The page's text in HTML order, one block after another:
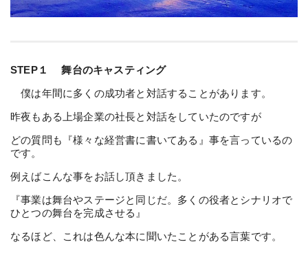
STEP１ 舞台のキャスティング
僕は年間に多くの成功者と対話することがあります。
昨夜もある上場企業の社長と対話をしていたのですが
どの質問も『様々な経営書に書いてある』事を言っているの
です。
例えばこんな事をお話し頂きました。
『事業は舞台やステージと同じだ。多くの役者とシナリオで
ひとつの舞台を完成させる』
なるほど、これは色んな本に聞いたことがある言葉です。